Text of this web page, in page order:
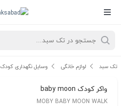
تک سبد لوازم خانگی وسایل نگهداری کودک
واکر کودک baby moon
MOBY BABY MOON WALK